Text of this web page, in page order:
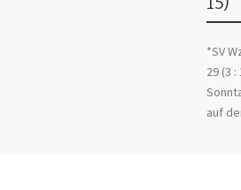
*SV
29 (3
auf